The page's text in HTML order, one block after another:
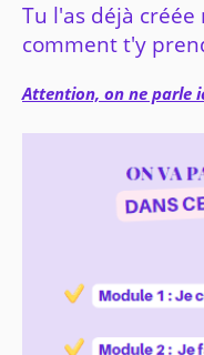
Tu l'as déjà
comment t'y
Attention, on ne parle